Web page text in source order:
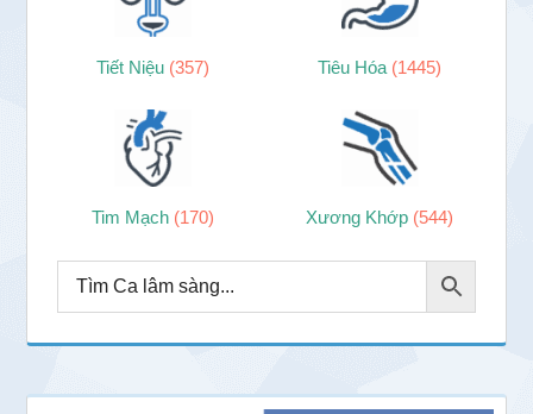
Tiết Niệu (357) Tiêu Hóa (1445)
Tim Mạch (170) Xương Khớp (544)